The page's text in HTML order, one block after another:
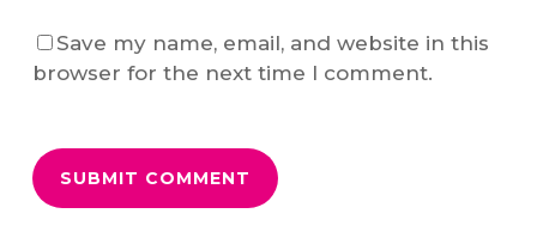
Save my name, email, and website in this
browser for the next time I comment.